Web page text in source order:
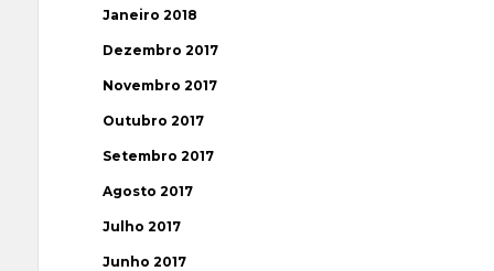
Janeiro 2018
Dezembro 2017
Novembro 2017
Outubro 2017
Setembro 2017
Agosto 2017
Julho 2017
Junho 2017